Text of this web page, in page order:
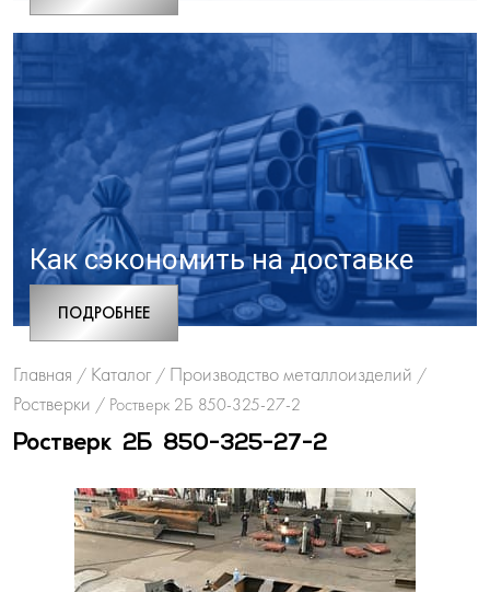
Как сэкономить на доставке
ПОДРОБНЕЕ
Главная / Каталог / Производство металлоизделий /
Ростверки / Ростверк 2Б 850-325-27-2
Ростверк 2Б 850-325-27-2